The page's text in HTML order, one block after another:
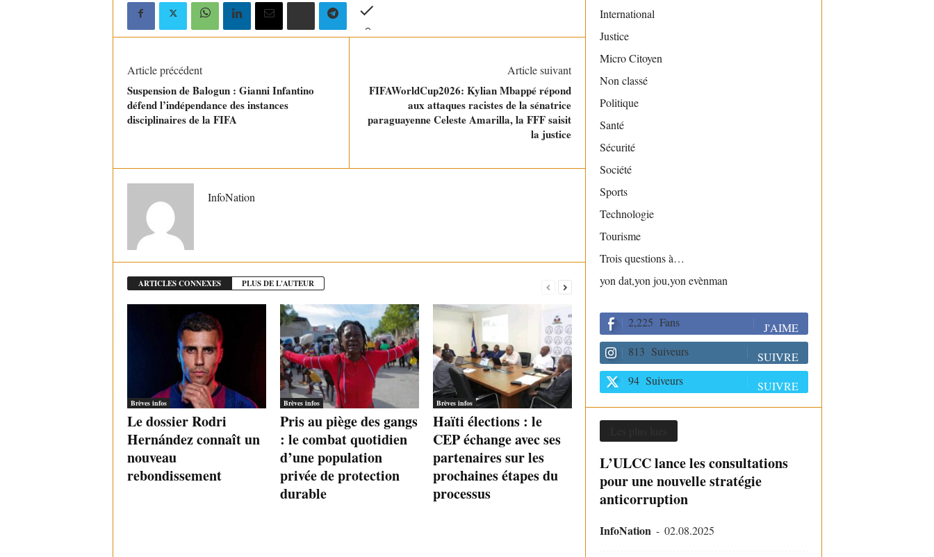
Article précédent
Suspension de Balogun : Gianni Infantino
défend l’indépendance des instances
disciplinaires de la FIFA
Article suivant
FIFAWorldCup2026: Kylian Mbappé répond
aux attaques racistes de la sénatrice
paraguayenne Celeste Amarilla, la FFF saisit
la justice
InfoNation
ARTICLES CONNEXES PLUS DE L'AUTEUR
Brèves infos
Le dossier Rodri
Hernández connaît un
nouveau
rebondissement
Brèves infos
Pris au piège des gangs
: le combat quotidien
d’une population
privée de protection
durable
Brèves infos
Haïti élections : le
CEP échange avec ses
partenaires sur les
prochaines étapes du
processus
International
Justice
Micro Citoyen
Non classé
Politique
Santé
Sécurité
Société
Sports
Technologie
Tourisme
Trois questions à…
yon dat,yon jou,yon evènman
2,225 Fans
J'AIME
813 Suiveurs
SUIVRE
94 Suiveurs SUIVRE
L’ULCC lance les consultations
pour une nouvelle stratégie
anticorruption
InfoNation - 02.08.2025